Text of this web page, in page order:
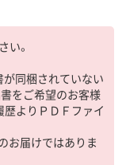
い。
が同梱されていない
をご希望のお客様
歴よりＰＤＦファイ
お届けではありま